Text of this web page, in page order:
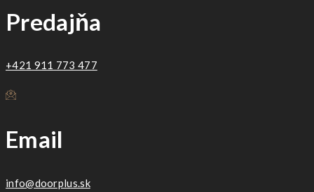
Predajňa
+421 911 773 477
Email
info@doorplus.sk